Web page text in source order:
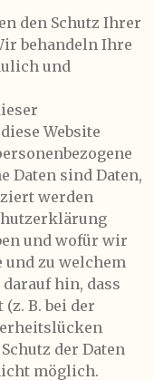
den Schutz Ihrer
behandeln Ihre
und
Website
Daten sind Daten,
werden
und wofür wir
und zu welchem
hin, dass
B. bei der
der Daten
möglich.